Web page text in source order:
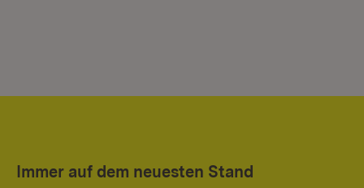
Immer auf dem neuesten Stand